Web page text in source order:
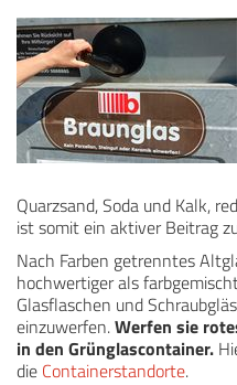
Quarzsand, Soda und Kalk,
ist somit ein aktiver Beitrag
Nach Farben getrenntes
hochwertiger als
Glasflaschen und
einzuwerfen.Werfen sie
in den Grünglascontainer.
die Containerstandorte.